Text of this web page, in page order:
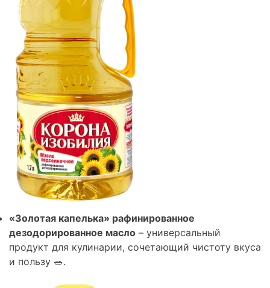
«Золотая капелька» рафинированное
дезодорированное масло – универсальный
продукт для кулинарии, сочетающий чистоту вкуса
и пользу 🥗.